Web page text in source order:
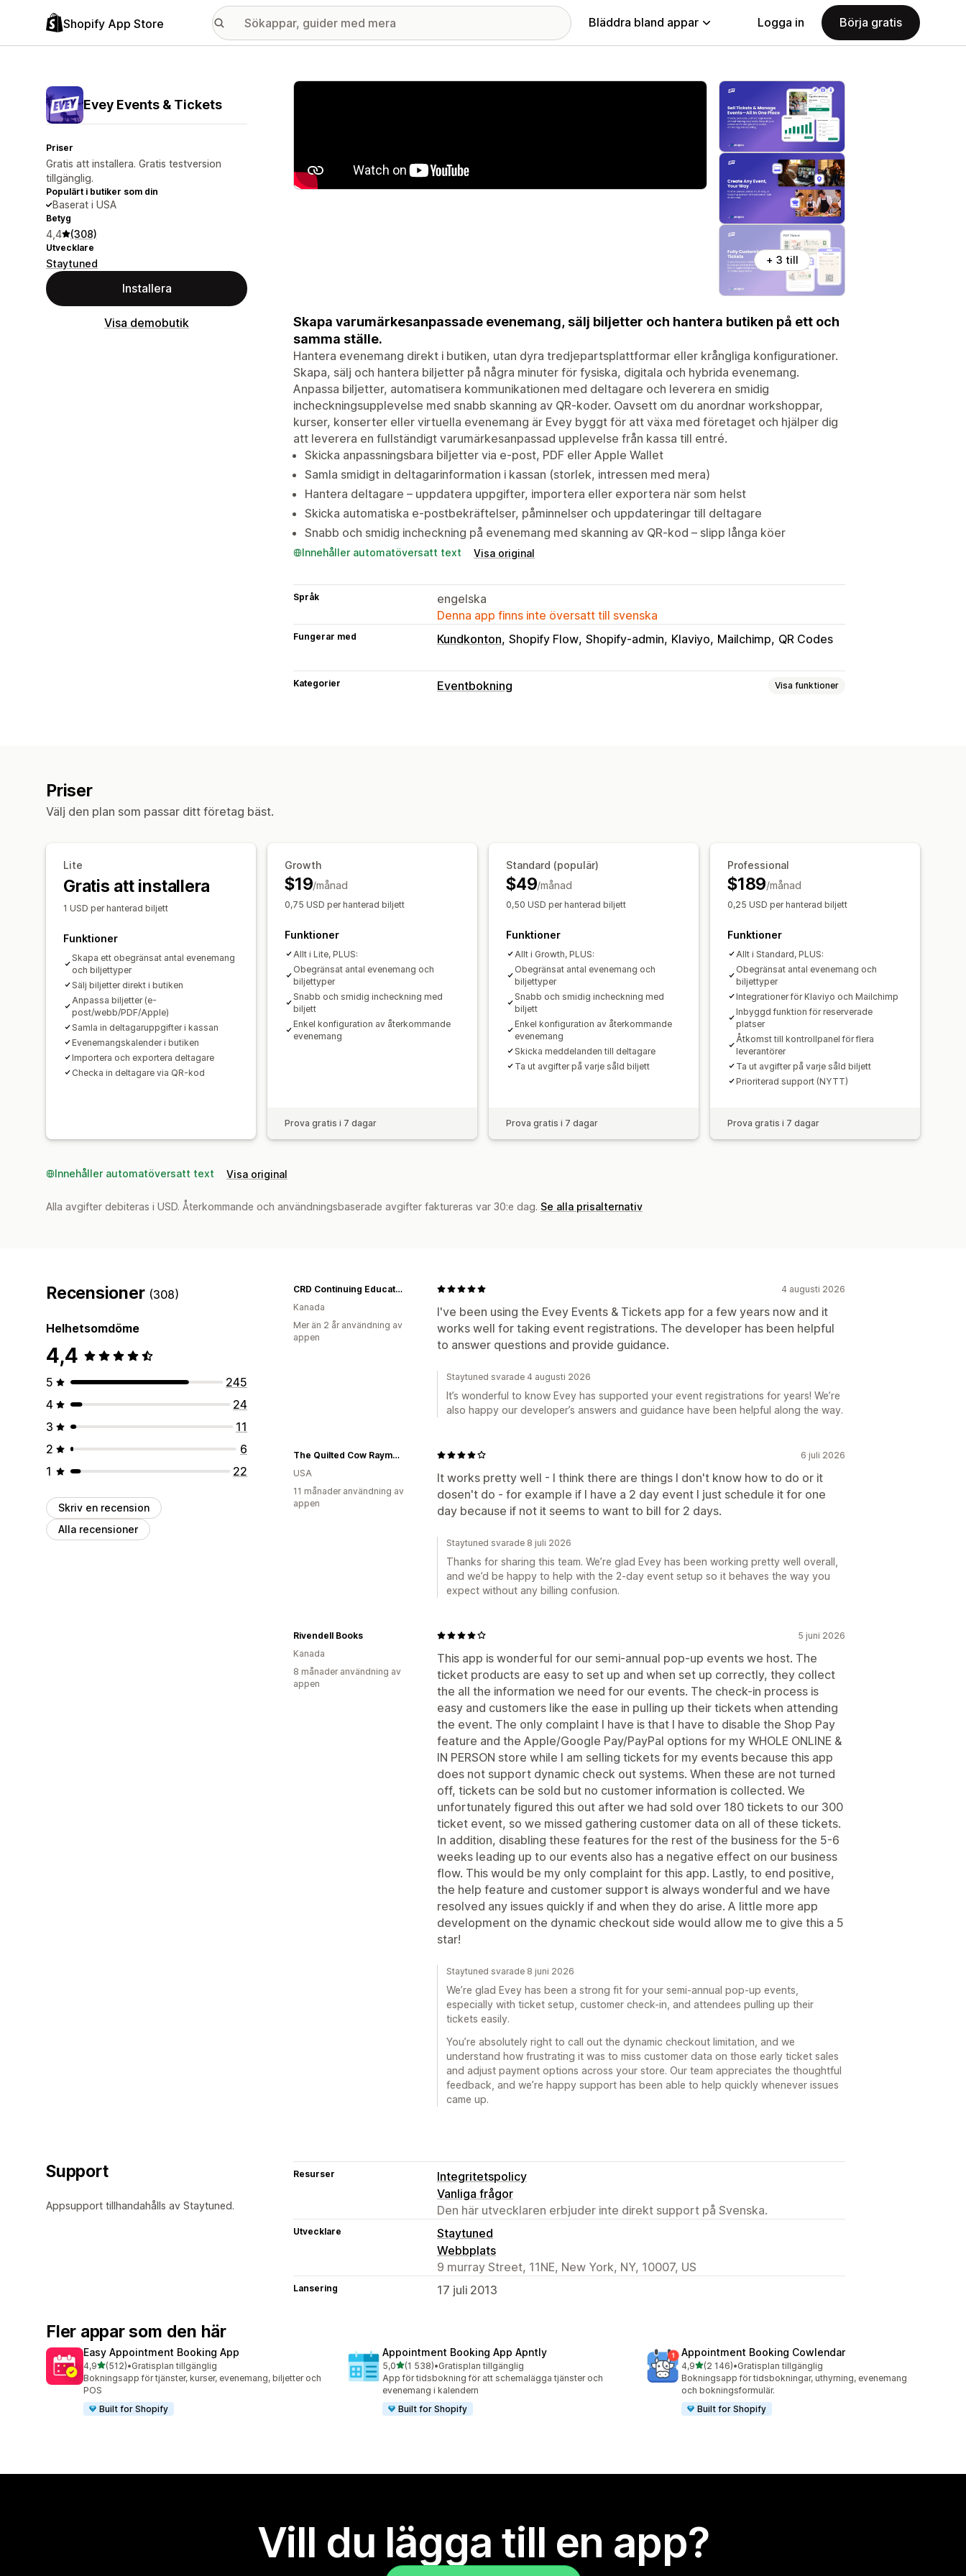
Shopify App Store Bläddra bland appar Logga in Börja gratis
Evey Events & Tickets
Priser
Gratis att installera. Gratis testversion
tillgänglig.
Populärt i butiker som din
Baserat i USA
Betyg
4,4 (308)
Utvecklare
Staytuned
Installera
Visa demobutik
Galleri med utvalda bilder
+ 3 till
Skapa varumärkesanpassade evenemang, sälj biljetter och hantera butiken på ett och
samma ställe.
Hantera evenemang direkt i butiken, utan dyra tredjepartsplattformar eller krångliga konfigurationer.
Skapa, sälj och hantera biljetter på några minuter för fysiska, digitala och hybrida evenemang.
Anpassa biljetter, automatisera kommunikationen med deltagare och leverera en smidig
incheckningsupplevelse med snabb skanning av QR-koder. Oavsett om du anordnar workshoppar,
kurser, konserter eller virtuella evenemang är Evey byggt för att växa med företaget och hjälper dig
att leverera en fullständigt varumärkesanpassad upplevelse från kassa till entré.
Skicka anpassningsbara biljetter via e-post, PDF eller Apple Wallet
Samla smidigt in deltagarinformation i kassan (storlek, intressen med mera)
Hantera deltagare – uppdatera uppgifter, importera eller exportera när som helst
Skicka automatiska e-postbekräftelser, påminnelser och uppdateringar till deltagare
Snabb och smidig incheckning på evenemang med skanning av QR-kod – slipp långa köer
Innehåller automatöversatt text Visa original
Språk
engelska
Denna app finns inte översatt till svenska
Fungerar med Kundkonton Shopify Flow Shopify-admin Klaviyo Mailchimp QR Codes
Kategorier Eventbokning Visa funktioner
Evenemangsincheckning
Uppdateringar i realtid
Flera platser Personaladministration
Bokningssidor
Kalenderwidget
Anpassade formulär
Anpassade meddelanden
Anpassad CSS
Priser
Välj den plan som passar ditt företag bäst.
Lite
Gratis att installera
1 USD per hanterad biljett
Funktioner
Skapa ett obegränsat antal evenemang
och biljettyper
Sälj biljetter direkt i butiken
Anpassa biljetter (e-
post/webb/PDF/Apple)
Samla in deltagaruppgifter i kassan
Evenemangskalender i butiken
Importera och exportera deltagare
Checka in deltagare via QR-kod
Growth
$19/månad
0,75 USD per hanterad biljett
Funktioner
Allt i Lite, PLUS:
Obegränsat antal evenemang och
biljettyper
Snabb och smidig incheckning med
biljett
Enkel konfiguration av återkommande
evenemang
Prova gratis i 7 dagar
Standard (populär)
$49/månad
0,50 USD per hanterad biljett
Funktioner
Allt i Growth, PLUS:
Obegränsat antal evenemang och
biljettyper
Snabb och smidig incheckning med
biljett
Enkel konfiguration av återkommande
evenemang
Skicka meddelanden till deltagare
Ta ut avgifter på varje såld biljett
Prova gratis i 7 dagar
Professional
$189/månad
0,25 USD per hanterad biljett
Funktioner
Allt i Standard, PLUS:
Obegränsat antal evenemang och
biljettyper
Integrationer för Klaviyo och Mailchimp
Inbyggd funktion för reserverade
platser
Åtkomst till kontrollpanel för flera
leverantörer
Ta ut avgifter på varje såld biljett
Prioriterad support (NYTT)
Prova gratis i 7 dagar
Innehåller automatöversatt text Visa original
Alla avgifter debiteras i USD. Återkommande och användningsbaserade avgifter faktureras var 30:e dag. Se alla prisalternativ
Recensioner (308)
Helhetsomdöme
4,4
5
245
4
24
3
11
2
6
1
22
Skriv en recension
Alla recensioner
4 augusti 2026
I've been using the Evey Events & Tickets app for a few years now and it
works well for taking event registrations. The developer has been helpful
to answer questions and provide guidance.
CRD Continuing Education
Kanada
Mer än 2 år användning av
appen
Staytuned svarade 4 augusti 2026
It’s wonderful to know Evey has supported your event registrations for years! We’re
also happy our developer’s answers and guidance have been helpful along the way.
6 juli 2026
It works pretty well - I think there are things I don't know how to do or it
dosen't do - for example if I have a 2 day event I just schedule it for one
day because if not it seems to want to bill for 2 days.
The Quilted Cow Raymore
USA
11 månader användning av
appen
Staytuned svarade 8 juli 2026
Thanks for sharing this team. We’re glad Evey has been working pretty well overall,
and we’d be happy to help with the 2-day event setup so it behaves the way you
expect without any billing confusion.
5 juni 2026
This app is wonderful for our semi-annual pop-up events we host. The
ticket products are easy to set up and when set up correctly, they collect
the all the information we need for our events. The check-in process is
easy and customers like the ease in pulling up their tickets when attending
the event. The only complaint I have is that I have to disable the Shop Pay
feature and the Apple/Google Pay/PayPal options for my WHOLE ONLINE &
IN PERSON store while I am selling tickets for my events because this app
does not support dynamic check out systems. When these are not turned
off, tickets can be sold but no customer information is collected. We
unfortunately figured this out after we had sold over 180 tickets to our 300
ticket event, so we missed gathering customer data on all of these tickets.
In addition, disabling these features for the rest of the business for the 5-6
weeks leading up to our events also has a negative effect on our business
flow. This would be my only complaint for this app. Lastly, to end positive,
the help feature and customer support is always wonderful and we have
resolved any issues quickly if and when they do arise. A little more app
development on the dynamic checkout side would allow me to give this a 5
star!
Rivendell Books
Kanada
8 månader användning av
appen
Staytuned svarade 8 juni 2026
We’re glad Evey has been a strong fit for your semi-annual pop-up events,
especially with ticket setup, customer check-in, and attendees pulling up their
tickets easily.
You’re absolutely right to call out the dynamic checkout limitation, and we
understand how frustrating it was to miss customer data on those early ticket sales
and adjust payment options across your store. Our team appreciates the thoughtful
feedback, and we’re happy support has been able to help quickly whenever issues
came up.
Support
Appsupport tillhandahålls av Staytuned.
Resurser
Integritetspolicy
Vanliga frågor
Den här utvecklaren erbjuder inte direkt support på Svenska.
Utvecklare
Staytuned
Webbplats
9 murray Street, 11NE, New York, NY, 10007, US
Lansering 17 juli 2013
Fler appar som den här
Easy Appointment Booking App
4,9av 5 stjärnor
(512)
512 recensioner totalt
•Gratisplan tillgänglig
Bokningsapp för tjänster, kurser, evenemang, biljetter och
POS
Built for Shopify
Appointment Booking App Apntly
5,0av 5 stjärnor
(1 538)
1538 recensioner totalt
•Gratisplan tillgänglig
App för tidsbokning för att schemalägga tjänster och
evenemang i kalendern
Built for Shopify
Appointment Booking Cowlendar
4,9av 5 stjärnor
(2 146)
2146 recensioner totalt
•Gratisplan tillgänglig
Bokningsapp för tidsbokningar, uthyrning, evenemang
och bokningsformulär.
Built for Shopify
Vill du lägga till en app?